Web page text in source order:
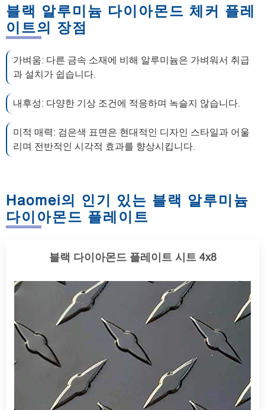
블랙 알루미늄 다이아몬드 체커 플레
이트의 장점
가벼움: 다른 금속 소재에 비해 알루미늄은 가벼워서 취급
과 설치가 쉽습니다.
내후성: 다양한 기상 조건에 적응하며 녹슬지 않습니다.
미적 매력: 검은색 표면은 현대적인 디자인 스타일과 어울
리며 전반적인 시각적 효과를 향상시킵니다.
Haomei의 인기 있는 블랙 알루미늄
다이아몬드 플레이트
블랙 다이아몬드 플레이트 시트 4x8